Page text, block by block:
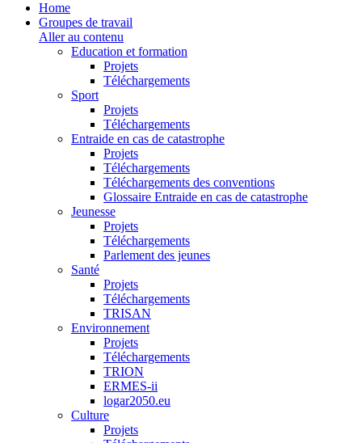
Home
Groupes de travail
Aller au contenu
Education et formation
Projets
Téléchargements
Sport
Projets
Téléchargements
Entraide en cas de catastrophe
Projets
Téléchargements
Téléchargements des conventions
Glossaire Entraide en cas de catastrophe
Jeunesse
Projets
Téléchargements
Parlement des jeunes
Santé
Projets
Téléchargements
TRISAN
Environnement
Projets
Téléchargements
TRION
ERMES-ii
logar2050.eu
Culture
Projets